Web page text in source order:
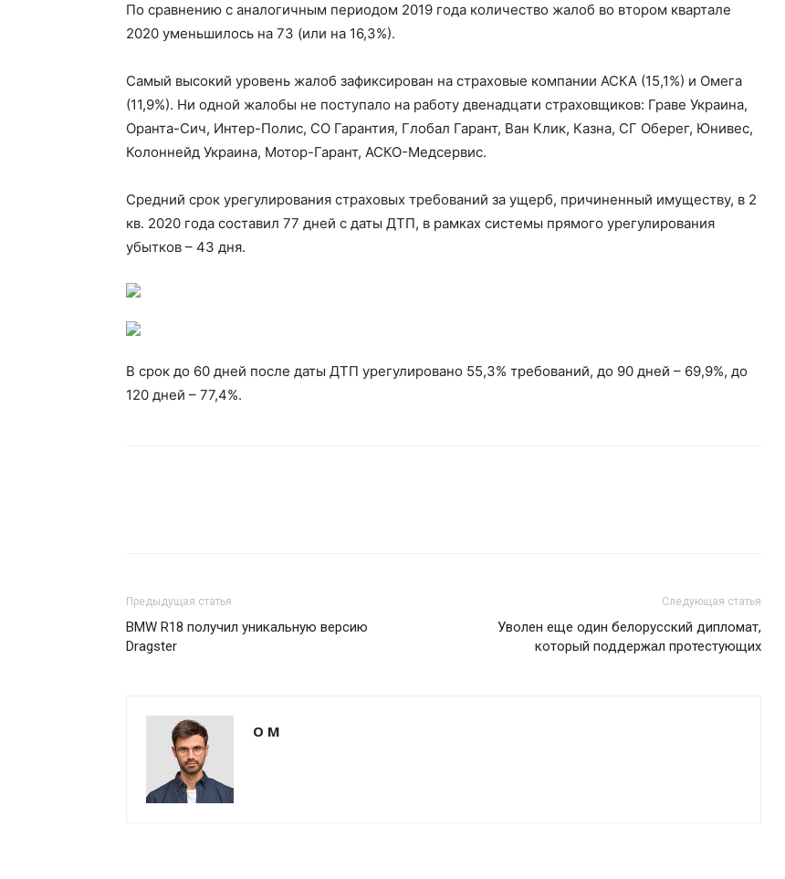
По сравнению с аналогичным периодом 2019 года количество жалоб во втором квартале
2020 уменьшилось на 73 (или на 16,3%).
Самый высокий уровень жалоб зафиксирован на страховые компании АСКА (15,1%) и Омега
(11,9%). Ни одной жалобы не поступало на работу двенадцати страховщиков: Граве Украина,
Оранта-Сич, Интер-Полис, СО Гарантия, Глобал Гарант, Ван Клик, Казна, СГ Оберег, Юнивес,
Колоннейд Украина, Мотор-Гарант, АСКО-Медсервис.
Средний срок урегулирования страховых требований за ущерб, причиненный имуществу, в 2
кв. 2020 года составил 77 дней с даты ДТП, в рамках системы прямого урегулирования
убытков – 43 дня.
В срок до 60 дней после даты ДТП урегулировано 55,3% требований, до 90 дней – 69,9%, до
120 дней – 77,4%.
Предыдущая статья
BMW R18 получил уникальную версию
Dragster
Следующая статья
Уволен еще один белорусский дипломат,
который поддержал протестующих
О М